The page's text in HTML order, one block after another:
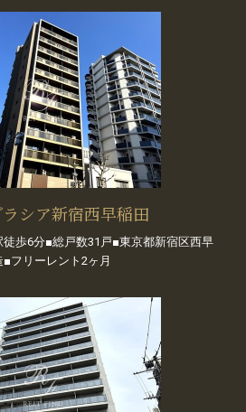
シア新宿西早稲田
歩6分■総戸数31戸■東京都新宿区西早
フリーレント2ヶ月